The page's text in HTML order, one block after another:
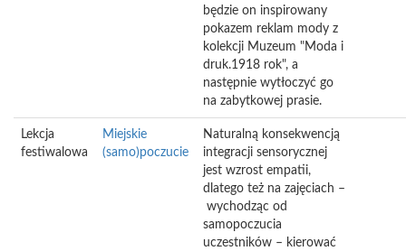
będzie on inspirowany
pokazem reklam mody z
kolekcji Muzeum "Moda i
druk.1918 rok", a
następnie wytłoczyć go
na zabytkowej prasie.
Lekcja
festiwalowa
Miejskie
(samo)poczucie
Naturalną konsekwencją
integracji sensorycznej
jest wzrost empatii,
dlatego też na zajęciach –
wychodząc od
samopoczucia
uczestników – kierować